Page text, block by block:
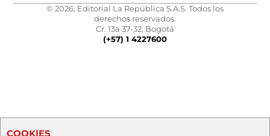
© 2026, Editorial La República S.A.S. Todos los
derechos reservados.
Cr. 13a 37-32, Bogotá
(+57) 1 4227600
COOKIES